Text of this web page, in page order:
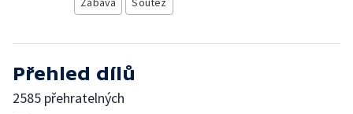
Přehled dílů
2585 přehratelných